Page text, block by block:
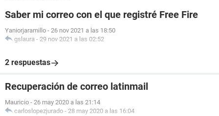
Saber mi correo con el que registré Free Fire
Yaniorjaramillo - 26 nov 2021 a las 18:50
gslaura - 29 nov 2021 a las 02:52
2 respuestas
Recuperación de correo latinmail
Mauricio - 26 may 2020 a las 21:14
carloslopezjurado - 28 may 2020 a las 16:04